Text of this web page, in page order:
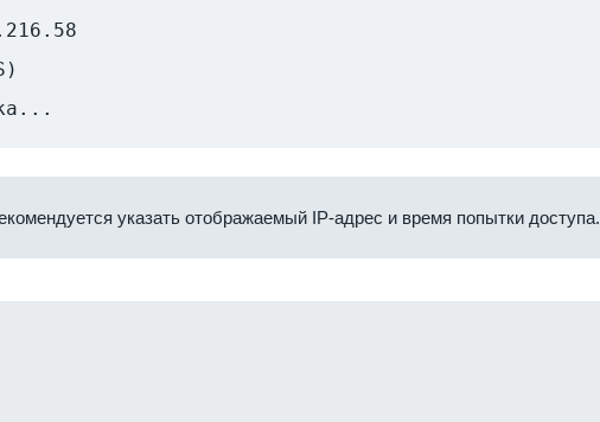
указать отображаемый IP-адрес и время попытки доступа.